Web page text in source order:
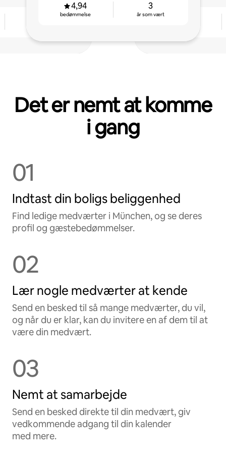
4,94
bedømmelse
3
år som vært
Det er nemt at komme
i gang
01
Indtast din boligs beliggenhed
Find ledige medværter i München, og se deres
profil og gæstebedømmelser.
02
Lær nogle medværter at kende
Send en besked til så mange medværter, du vil,
og når du er klar, kan du invitere en af dem til at
være din medvært.
03
Nemt at samarbejde
Send en besked direkte til din medvært, giv
vedkommende adgang til din kalender
med mere.